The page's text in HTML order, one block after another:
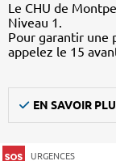
Le CHU de
Niveau 1.
Pour garantir une
appelez le 15
EN SAVOIR
URGENCES